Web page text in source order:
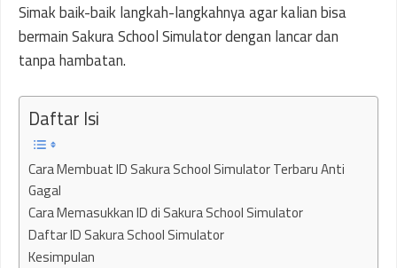
Simak baik-baik langkah-langkahnya agar kalian bisa
bermain Sakura School Simulator dengan lancar dan
tanpa hambatan.
Daftar Isi
Cara Membuat ID Sakura School Simulator Terbaru Anti
Gagal
Cara Memasukkan ID di Sakura School Simulator
Daftar ID Sakura School Simulator
Kesimpulan